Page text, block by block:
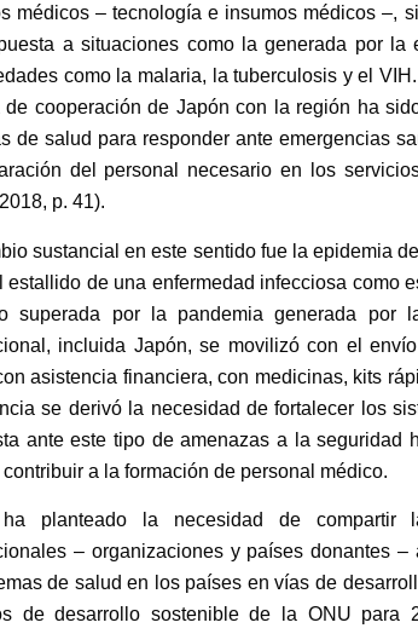
médicos – tecnología e insumos médicos –,
a situaciones como la generada por
como la malaria, la tuberculosis y el
de cooperación de Japón con la región ha
de salud para responder ante emergencias
del personal necesario en los
, p. 41).
sustancial en este sentido fue la epidemia
estallido de una enfermedad infecciosa como
superada por la pandemia generada por
incluida Japón, se movilizó con el
asistencia financiera, con medicinas, kits
se derivó la necesidad de fortalecer los
ante este tipo de amenazas a la seguridad
a la formación de personal médico.
planteadola necesidad de compartir
– organizaciones y países donantes
de salud en los países en vías de
de desarrollo sostenible de la ONU para